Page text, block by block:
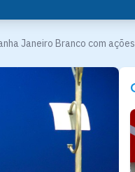
Janeiro Branco com